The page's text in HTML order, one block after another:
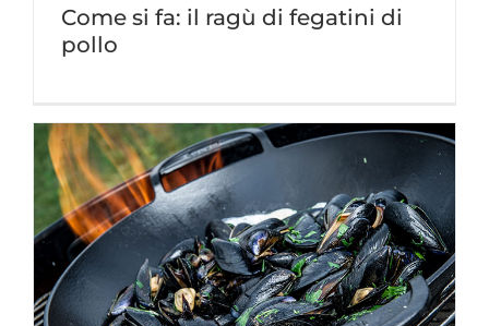
Come si fa: il ragù di fegatini di
pollo